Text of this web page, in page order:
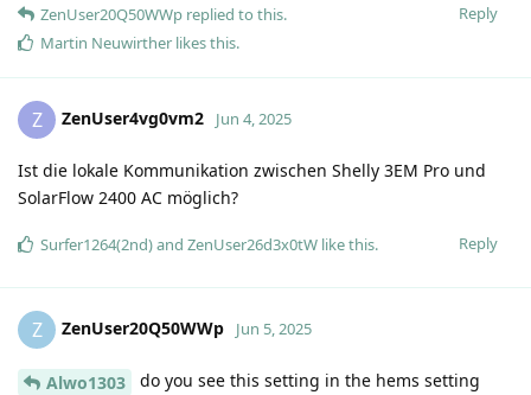
Reply
ZenUser20Q50WWp replied to this.
Martin Neuwirther likes this.
Z ZenUser4vg0vm2 Jun 4, 2025
Ist die lokale Kommunikation zwischen Shelly 3EM Pro und
SolarFlow 2400 AC möglich?
Reply
Surfer1264(2nd)and ZenUser26d3x0tW like this.
Z ZenUser20Q50WWp Jun 5, 2025
Alwo1303
do you see this setting in the hems setting